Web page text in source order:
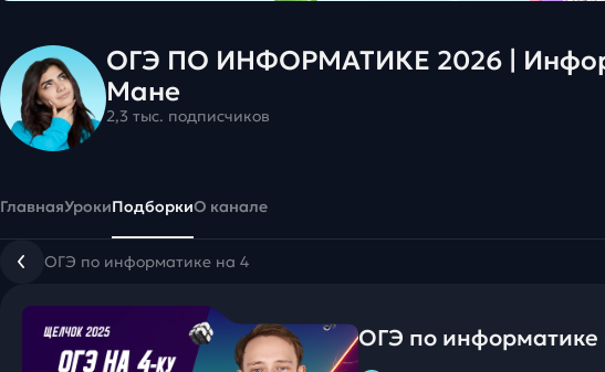
ОГЭ ПО ИНФОРМАТИКЕ 2026 |
Мане
2,3 тыс. подписчиков
ГлавнаяУрокиПодборкиО канале
ОГЭ по информатике на 4
ОГЭ по информатике